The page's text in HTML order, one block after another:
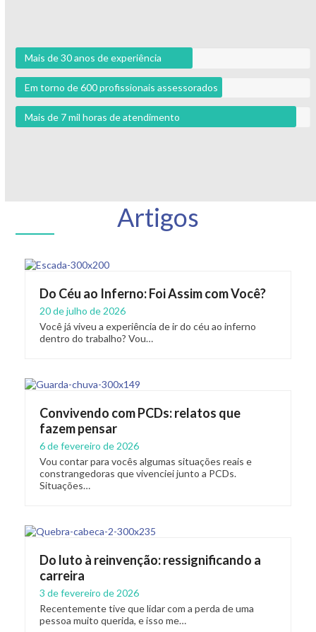
Mais de 30 anos de experiência
Em torno de 600 profissionais assessorados
Mais de 7 mil horas de atendimento
Artigos
Do Céu ao Inferno: Foi Assim com Você?
20 de julho de 2026
Você já viveu a experiência de ir do céu ao inferno
dentro do trabalho? Vou…
Convivendo com PCDs: relatos que
fazem pensar
6 de fevereiro de 2026
Vou contar para vocês algumas situações reais e
constrangedoras que vivenciei junto a PCDs.
Situações…
Do luto à reinvenção: ressignificando a
carreira
3 de fevereiro de 2026
Recentemente tive que lidar com a perda de uma
pessoa muito querida, e isso me…